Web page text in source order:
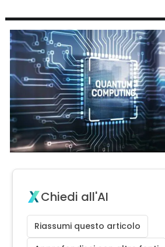
Chiedi all'AI
Riassumi questo articolo